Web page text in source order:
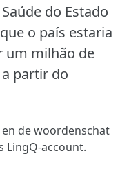
do Estado
o país estaria
um milhão de
partir do
de woordenschat
LingQ-account.